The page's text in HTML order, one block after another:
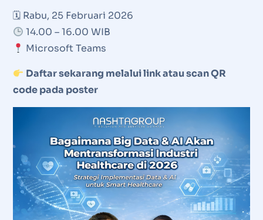
🗓 Rabu, 25 Februari 2026
14.00 – 16.00 WIB
Microsoft Teams
Daftar sekarang melalui link atau scan QR
code pada poster